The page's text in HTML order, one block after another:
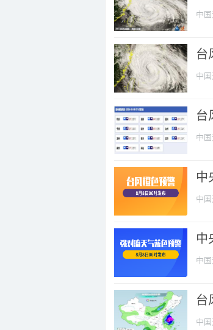
中
台
中
台
中
中
中
中
中
台
中